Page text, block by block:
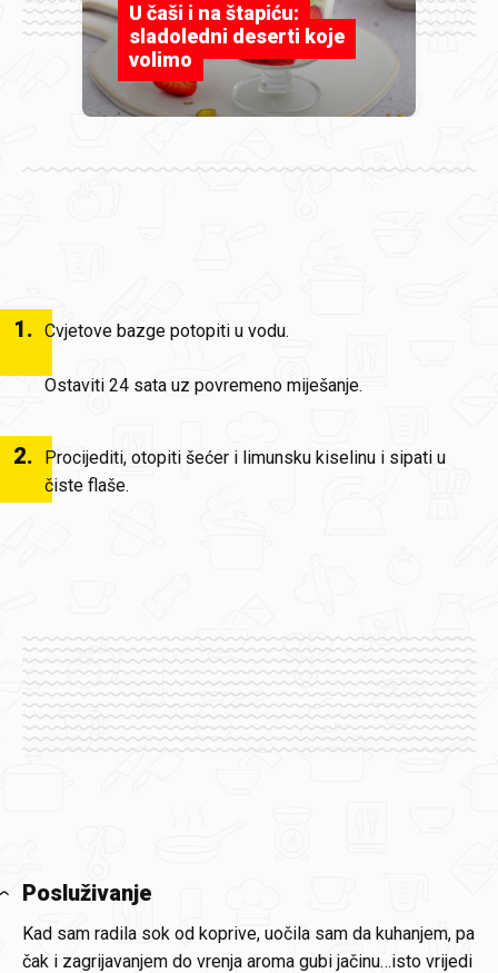
U čaši i na štapiću:
sladoledni deserti koje
volimo
1. Cvjetove bazge potopiti u vodu.
Ostaviti 24 sata uz povremeno miješanje.
2.
Procijediti, otopiti šećer i limunsku kiselinu i sipati u
čiste flaše.
Posluživanje
Kad sam radila sok od koprive, uočila sam da kuhanjem, pa
čak i zagrijavanjem do vrenja aroma gubi jačinu…isto vrijedi